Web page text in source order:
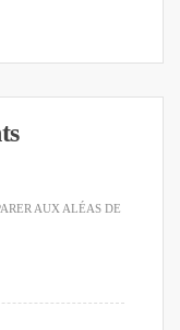
AUX ALÉAS DE